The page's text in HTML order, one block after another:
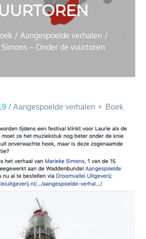
Aangespoelde verhalen
– Onder de vuurtoren
Aangespoelde verhalen Boek